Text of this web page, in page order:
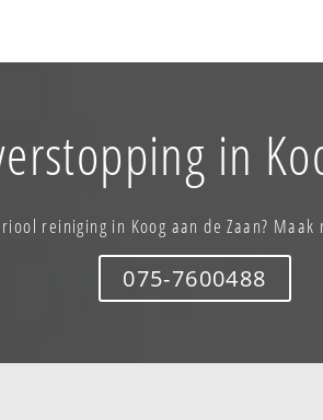
in
reiniging in Koog aan de Zaan? Maak
075-7600488